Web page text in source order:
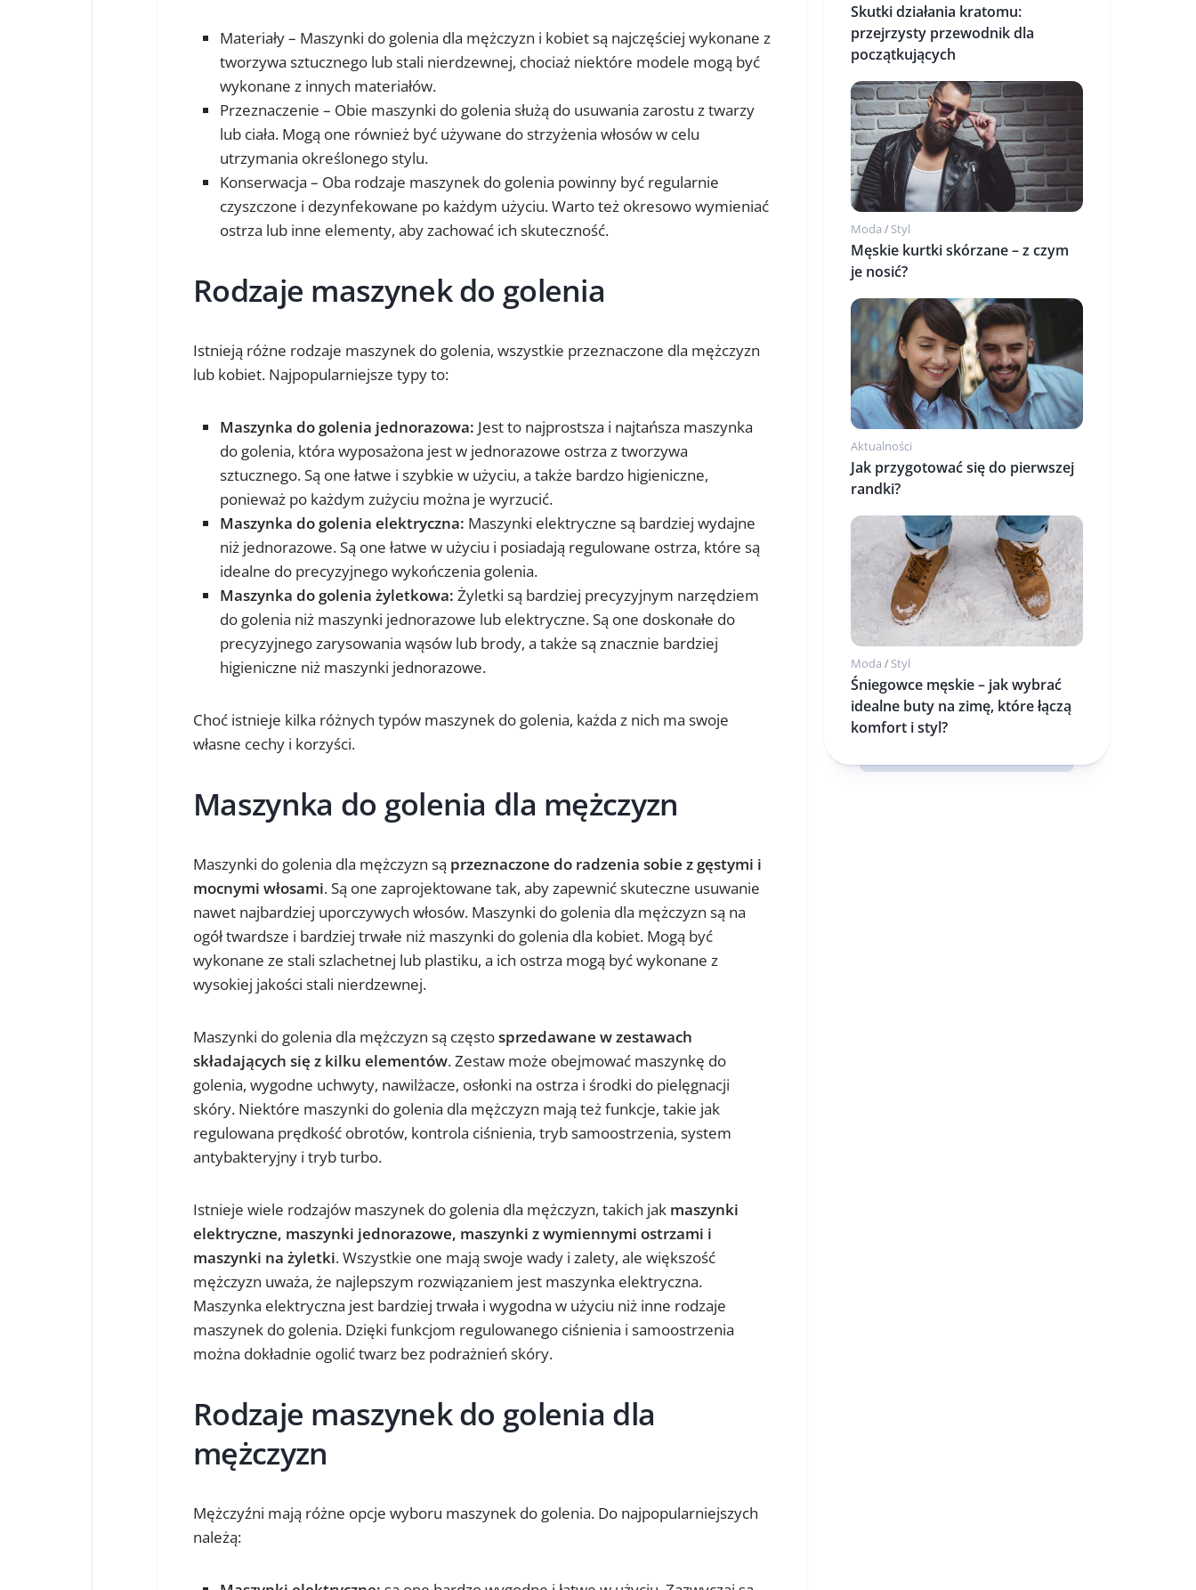
Materiały – Maszynki do golenia dla mężczyzn i kobiet są najczęściej wykonane z
tworzywa sztucznego lub stali nierdzewnej, chociaż niektóre modele mogą być
wykonane z innych materiałów.
Przeznaczenie – Obie maszynki do golenia służą do usuwania zarostu z twarzy
lub ciała. Mogą one również być używane do strzyżenia włosów w celu
utrzymania określonego stylu.
Konserwacja – Oba rodzaje maszynek do golenia powinny być regularnie
czyszczone i dezynfekowane po każdym użyciu. Warto też okresowo wymieniać
ostrza lub inne elementy, aby zachować ich skuteczność.
Rodzaje maszynek do golenia
Istnieją różne rodzaje maszynek do golenia, wszystkie przeznaczone dla mężczyzn
lub kobiet. Najpopularniejsze typy to:
Maszynka do golenia jednorazowa: Jest to najprostsza i najtańsza maszynka
do golenia, która wyposażona jest w jednorazowe ostrza z tworzywa
sztucznego. Są one łatwe i szybkie w użyciu, a także bardzo higieniczne,
ponieważ po każdym zużyciu można je wyrzucić.
Maszynka do golenia elektryczna: Maszynki elektryczne są bardziej wydajne
niż jednorazowe. Są one łatwe w użyciu i posiadają regulowane ostrza, które są
idealne do precyzyjnego wykończenia golenia.
Maszynka do golenia żyletkowa: Żyletki są bardziej precyzyjnym narzędziem
do golenia niż maszynki jednorazowe lub elektryczne. Są one doskonałe do
precyzyjnego zarysowania wąsów lub brody, a także są znacznie bardziej
higieniczne niż maszynki jednorazowe.
Choć istnieje kilka różnych typów maszynek do golenia, każda z nich ma swoje
własne cechy i korzyści.
Maszynka do golenia dla mężczyzn
Maszynki do golenia dla mężczyzn są przeznaczone do radzenia sobie z gęstymi i
mocnymi włosami. Są one zaprojektowane tak, aby zapewnić skuteczne usuwanie
nawet najbardziej uporczywych włosów. Maszynki do golenia dla mężczyzn są na
ogół twardsze i bardziej trwałe niż maszynki do golenia dla kobiet. Mogą być
wykonane ze stali szlachetnej lub plastiku, a ich ostrza mogą być wykonane z
wysokiej jakości stali nierdzewnej.
Maszynki do golenia dla mężczyzn są częstosprzedawane w zestawach
składających się z kilku elementów. Zestaw może obejmować maszynkę do
golenia, wygodne uchwyty, nawilżacze, osłonki na ostrza i środki do pielęgnacji
skóry. Niektóre maszynki do golenia dla mężczyzn mają też funkcje, takie jak
regulowana prędkość obrotów, kontrola ciśnienia, tryb samoostrzenia, system
antybakteryjny i tryb turbo.
Istnieje wiele rodzajów maszynek do golenia dla mężczyzn, takich jak maszynki
elektryczne, maszynki jednorazowe, maszynki z wymiennymi ostrzami i
maszynki na żyletki. Wszystkie one mają swoje wady i zalety, ale większość
mężczyzn uważa, że najlepszym rozwiązaniem jest maszynka elektryczna.
Maszynka elektryczna jest bardziej trwała i wygodna w użyciu niż inne rodzaje
maszynek do golenia. Dzięki funkcjom regulowanego ciśnienia i samoostrzenia
można dokładnie ogolić twarz bez podrażnień skóry.
Rodzaje maszynek do golenia dla
mężczyzn
Mężczyźni mają różne opcje wyboru maszynek do golenia. Do najpopularniejszych
należą:
Skutki działania kratomu:
przejrzysty przewodnik dla
początkujących
Moda / Styl
Męskie kurtki skórzane – z czym
je nosić?
Aktualności
Jak przygotować się do pierwszej
randki?
Moda / Styl
Śniegowce męskie – jak wybrać
idealne buty na zimę, które łączą
komfort i styl?